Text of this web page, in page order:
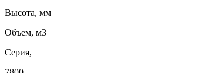
Высота, мм
Объем, м3
Серия,